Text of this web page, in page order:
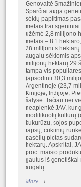
Genovaitė
Sparčiai auga
sėklų paplitimas
metais
užėmė 2,8 milijono
metais – 8,1
28 milijonus
augalų sėklomis
milijonų hektarų 29
tampa vis
(apsodinti 30,3
Argentinoje (23,7
Kinijoje, Indijoje,
šalyse. Tačiau nei
neaplenkė JAV, kur
modifikuotų kultūrų
kukurūzų, sojos
rapsų, cukrinių
pasėlių plotas
hektarų. Apskritai,
proc. maisto
gautus iš genetiškai
augalų....
More→